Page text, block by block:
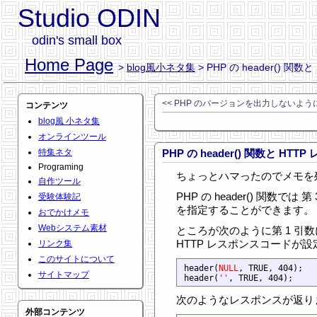
Studio ODIN
odin's small box
Home Page >blog風小ネタ集> PHP の header() 関数と
コンテンツ
blog風 小ネタ集
オンラインツール
特集ネタ
Programing
自作ツール
受験体験記
おでかけメモ
Webシステム素材
リンク集
このサイトについて
サイトマップ
外部コンテンツ
<< PHP のバージョンを出力しないよう
PHP の header() 関数と HTTP
ちょっとハマったのでメモ
PHP の header() 関数では
を指定することができます。
ところが次のように第 1 引
HTTP レスポンスコードが
header( NULL, TRUE, 404);
header( ''
次のようなレスポンスが返り